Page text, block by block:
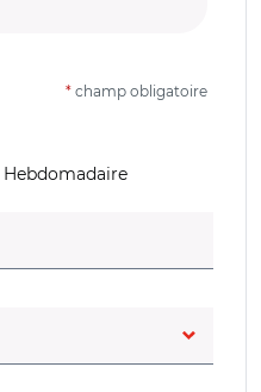
* champ obligatoire
Hebdomadaire
obligatoire)